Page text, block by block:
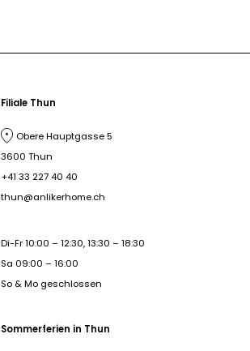
Filiale Thun
Obere Hauptgasse 5
3600 Thun
+41 33 227 40 40
thun@anlikerhome.ch
Di-Fr 10:00 – 12:30, 13:30 – 18:30
Sa 09:00 – 16:00
So & Mo geschlossen
Sommerferien in Thun